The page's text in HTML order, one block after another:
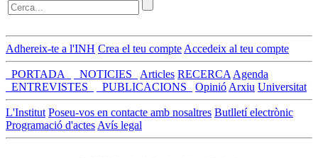
Adhereix-te a l'INH Crea el teu compte Accedeix al teu compte
_PORTADA_ _NOTICIES_ Articles RECERCA Agenda
_ENTREVISTES_
_PUBLICACIONS_ Opinió Arxiu Universitat
L'Institut Poseu-vos en contacte amb nosaltres Butlletí electrònic
Programació d'actes Avís legal